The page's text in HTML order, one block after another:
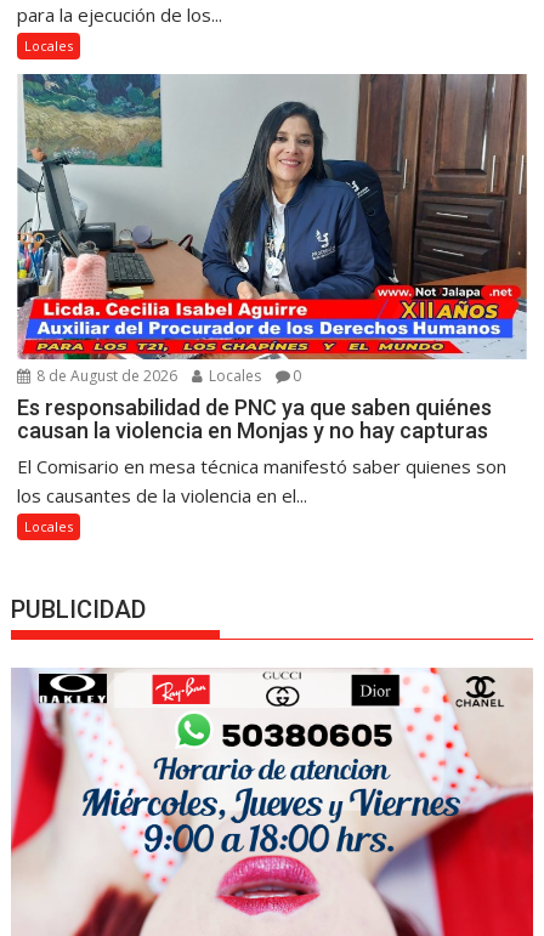
para la ejecución de los...
Locales
8 de August de 2026 Locales 0
Es responsabilidad de PNC ya que saben quiénes
causan la violencia en Monjas y no hay capturas
El Comisario en mesa técnica manifestó saber quienes son
los causantes de la violencia en el...
Locales
PUBLICIDAD